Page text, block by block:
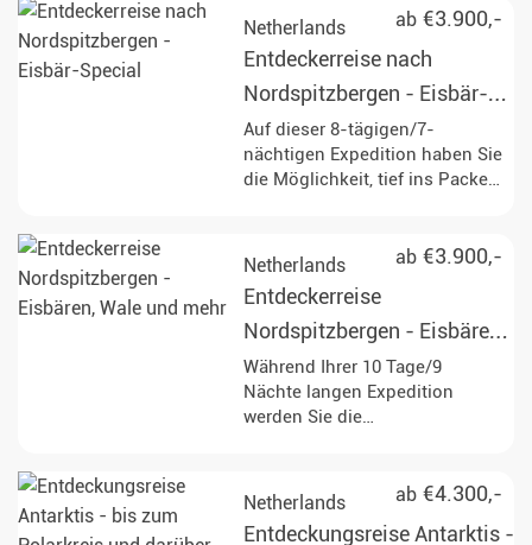
ab €3.900,-
Netherlands
Entdeckerreise nach
Nordspitzbergen - Eisbär-
Special
Auf dieser 8-tägigen/7-
nächtigen Expedition haben Sie
die Möglichkeit, tief ins Packeis
Spitzbergens, mit etwas Glück
hautnah zu erleben. Genießen
Sie unvergessliche Erlebnisse
entdecken Sie die arktische
Wildnis!
ab €3.900,-
Netherlands
Entdeckerreise
Nordspitzbergen - Eisbären,
Wale und mehr
Während Ihrer 10 Tage/9
Nächte langen Expedition
werden Sie die
Halten Sie Ausschau nach
ab €4.300,-
Netherlands
Entdeckungsreise Antarktis -